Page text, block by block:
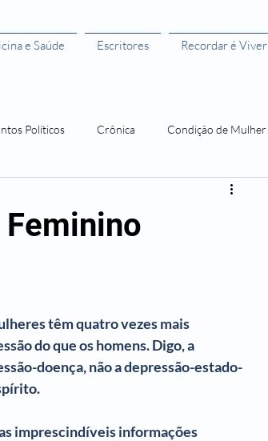
e Saúde Escritores Recordar é Viver
Políticos Crônica Condição de Mulher
santo amaro e a Guerra O Castelo dos Futuros
do Tempo
têm quatro vezes mais
do que os homens. Digo, a
doença, não a depressão-estado-
imprescindíveis informações